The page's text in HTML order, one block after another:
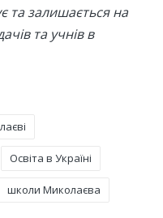
та залишається на
та учнів в
Освіта в Україні
школи Миколаєва